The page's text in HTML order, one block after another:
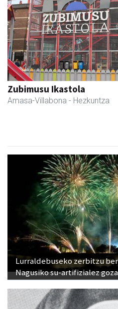
Amane
Amasa-Villabona - Arropa-
Previous
Lurraldebuseko zerbitzu
Nagusiko su-artifizialez